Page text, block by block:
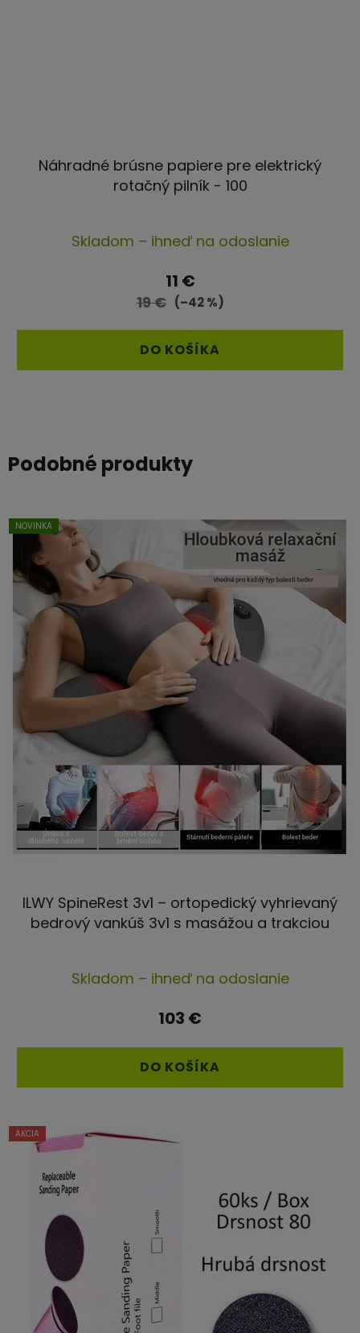
Náhradné brúsne papiere pre elektrický
rotačný pilník - 100
Skladom – ihneď na odoslanie
11 €
19 € (–42 %)
DO KOŠÍKA
Podobné produkty
NOVINKA
ILWY SpineRest 3v1 – ortopedický vyhrievaný
bedrový vankúš 3v1 s masážou a trakciou
Skladom – ihneď na odoslanie
103 €
DO KOŠÍKA
AKCIA